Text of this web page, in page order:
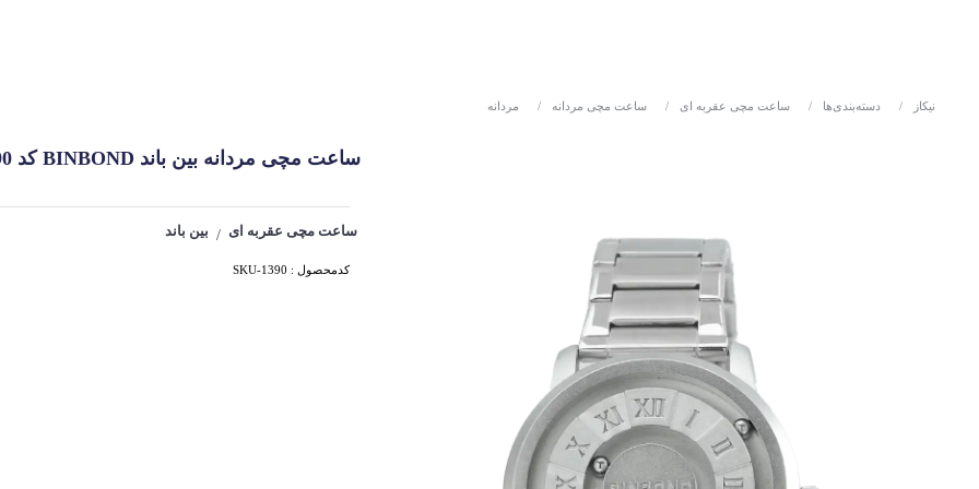
نیکاز / دسته‌بندی‌ها / ساعت مچی عقربه ای / ساعت مچی مردانه / مردانه
ساعت مچی مردانه بین باند BINBOND کد 1390
ساعت مچی عقربه ای / بین باند
کدمحصول : SKU-1390